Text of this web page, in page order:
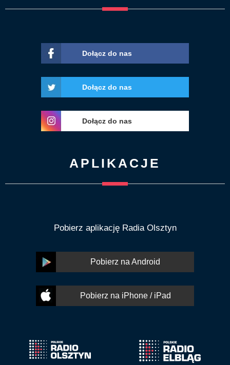
Dołącz do nas
Dołącz do nas
Dołącz do nas
APLIKACJE
Pobierz aplikację Radia Olsztyn
Pobierz na Android
Pobierz na iPhone / iPad